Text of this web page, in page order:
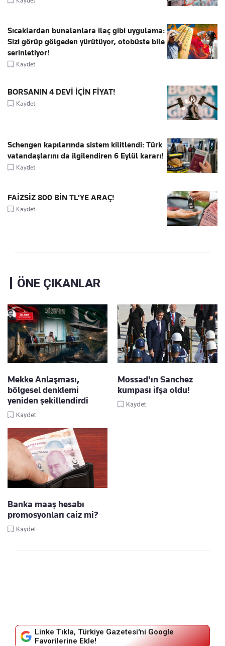
Sıcaklardan bunalanlara ilaç gibi uygulama:
Sizi görüp gölgeden yürütüyor, otobüste bile
serinletiyor!
Kaydet
BORSANIN 4 DEVİ İÇİN FİYAT!
Kaydet
Schengen kapılarında sistem kilitlendi: Türk
vatandaşlarını da ilgilendiren 6 Eylül kararı!
Kaydet
FAİZSİZ 800 BİN TL'YE ARAÇ!
Kaydet
ÖNE ÇIKANLAR
Mekke Anlaşması,
bölgesel denklemi
yeniden şekillendirdi
Kaydet
Mossad'ın Sanchez
kumpası ifşa oldu!
Kaydet
Banka maaş hesabı
promosyonları caiz mi?
Kaydet
Linke Tıkla, Türkiye Gazetesi'ni Google
Favorilerine Ekle!